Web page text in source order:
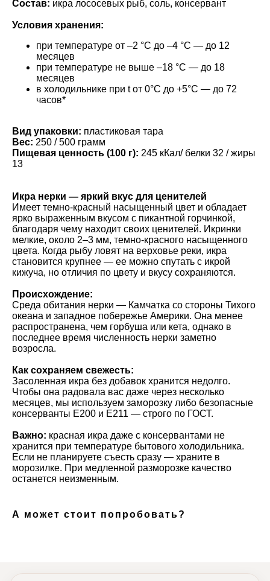
Состав: икра лососевых рыб, соль, консервант
Условия хранения:
при температуре от –2 °С до –4 °С — до 12
месяцев
при температуре не выше –18 °С — до 18
месяцев
в холодильнике при t от 0°С до +5°С — до 72
часов*
Вид упаковки: пластиковая тара
Вес: 250 / 500 грамм
Пищевая ценность (100 г): 245 кКал/ белки 32 / жиры
13
Икра нерки — яркий вкус для ценителей
Имеет темно-красный насыщенный цвет и обладает
ярко выраженным вкусом с пикантной горчинкой,
благодаря чему находит своих ценителей. Икринки
мелкие, около 2–3 мм, темно-красного насыщенного
цвета. Когда рыбу ловят на верховье реки, икра
становится крупнее — ее можно спутать с икрой
кижуча, но отличия по цвету и вкусу сохраняются.
Происхождение:
Среда обитания нерки — Камчатка со стороны Тихого
океана и западное побережье Америки. Она менее
распространена, чем горбуша или кета, однако в
последнее время численность нерки заметно
возросла.
Как сохраняем свежесть:
Засоленная икра без добавок хранится недолго.
Чтобы она радовала вас даже через несколько
месяцев, мы используем заморозку либо безопасные
консерванты Е200 и Е211 — строго по ГОСТ.
Важно: красная икра даже с консервантами не
хранится при температуре бытового холодильника.
Если не планируете съесть сразу — храните в
морозилке. При медленной разморозке качество
останется неизменным.
А может стоит попробовать?